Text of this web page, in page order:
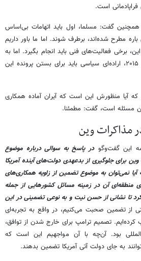
است.
همچنین گفت: مسلما، اول باید اتهامات بی‌اساس
مطرح شده‌اند، برطرف شوند. اما ما باور داریم
برخی فعالیت‌های فنی باید انجام بگیرد. اما به
موازات این، درست مانند سال ۲۰۱۵، اراده‌ای سیاسی باید برای بستن پرونده این
که آیا منظورش این است که آیران آماده همکاری
مسئله است، گفت: مطمئنا.
مذاکرات وین
این گفت‌وگودر پاسخ به سوالی درباره موضوع
برای جلوگیری از بدعهدی دولت‌های آینده آمریکا
آیا نمی‌توان به موضوع تضمین از زاویه همکاری‌های
منطقه‌ای آن در زمینه مسائل کشورهایی از جمله
کرد تا نشانی از حسن نیت و به نوعی تضمینی در این
از تضمین صحبت می‌کنیم، در واقع به تجربه‌ای
تصمیم ترامپ برای خارج شدن از توافق،
بود. آن‌چه با آن مواجهیم این است که
به جای دولت آتی آمریکا تضمین بدهند.